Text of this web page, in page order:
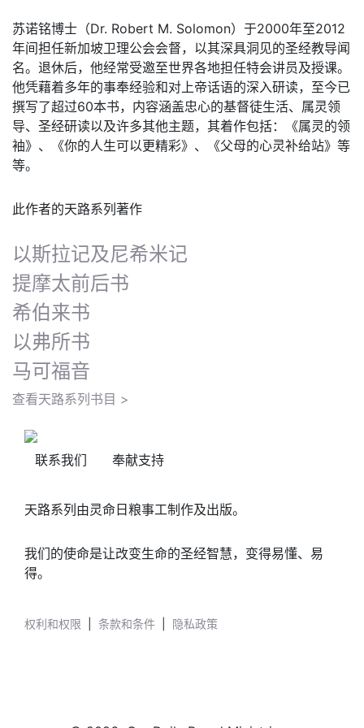
苏诺铭博士（Dr. Robert M. Solomon）于2000年至2012
年间担任新加坡卫理公会会督，以其深具洞见的圣经教导闻
名。退休后，他经常受邀至世界各地担任特会讲员及授课。
他凭藉着多年的事奉经验和对上帝话语的深入研读，至今已
撰写了超过60本书，内容涵盖忠心的基督徒生活、属灵领
导、圣经研读以及许多其他主题，其着作包括：《属灵的领
袖》、《你的人生可以更精彩》、《父母的心灵补给站》等
等。
此作者的天路系列著作
以斯拉记及尼希米记
提摩太前后书
希伯来书
以弗所书
马可福音
查看天路系列书目 >
联系我们 奉献支持
天路系列由灵命日粮事工制作及出版。
我们的使命是让改变生命的圣经智慧，变得易懂、易
得。
权利和权限 条款和条件 隐私政策